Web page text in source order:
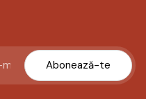
Abonează-te